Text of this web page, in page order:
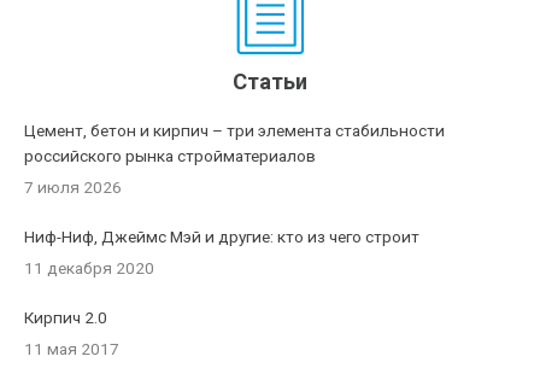
Статьи
Цемент, бетон и кирпич – три элемента стабильности
российского рынка стройматериалов
7 июля 2026
Ниф-Ниф, Джеймс Мэй и другие: кто из чего строит
11 декабря 2020
Кирпич 2.0
11 мая 2017